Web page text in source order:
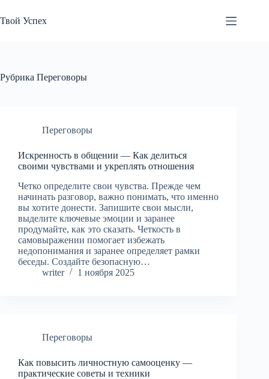
к
сути
Твой Успех
Рубрика Переговоры
Переговоры
Искренность в общении — Как делиться
своими чувствами и укреплять отношения
Четко определите свои чувства. Прежде чем
начинать разговор, важно понимать, что именно
вы хотите донести. Запишите свои мысли,
выделите ключевые эмоции и заранее
продумайте, как это сказать. Четкость в
самовыражении помогает избежать
недопонимания и заранее определяет рамки
беседы. Создайте безопасную…
writer
1 ноября 2025
Переговоры
Как повысить личностную самооценку —
практические советы и техники